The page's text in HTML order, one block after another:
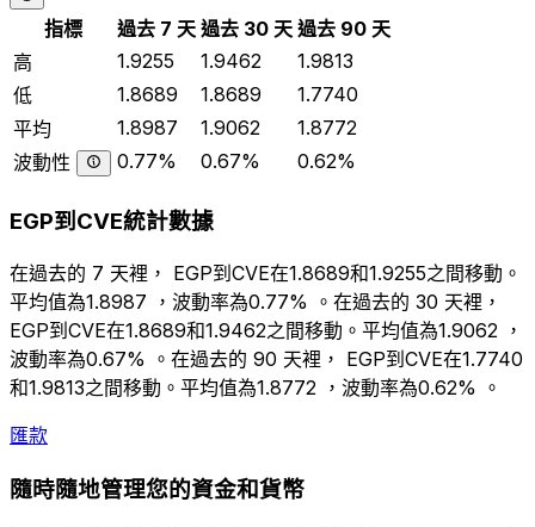
指標 過去 7 天 過去 30 天 過去 90 天
高
1.9255 1.9462
1.9813
低
1.8689 1.8689
1.7740
平均
1.8987 1.9062
1.8772
波動性
0.77% 0.67% 0.62%
EGP到CVE統計數據
在過去的 7 天裡， EGP到CVE在1.8689和1.9255之間移動。
平均值為1.8987 ，波動率為0.77% 。在過去的 30 天裡，
EGP到CVE在1.8689和1.9462之間移動。平均值為1.9062 ，
波動率為0.67% 。在過去的 90 天裡， EGP到CVE在1.7740
和1.9813之間移動。平均值為1.8772 ，波動率為0.62% 。
匯款
隨時隨地管理您的資金和貨幣